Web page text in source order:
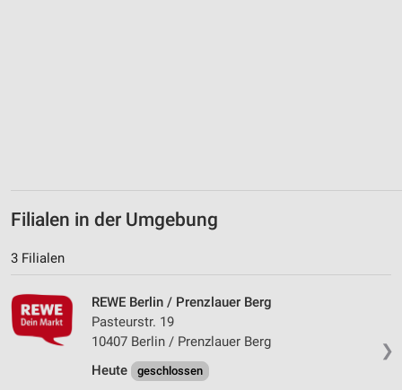
Filialen in der Umgebung
3 Filialen
❯
REWE Berlin / Prenzlauer Berg
Pasteurstr. 19
10407 Berlin / Prenzlauer Berg
Heute
geschlossen
Messung der Performance von Inhalten
Analyse von Zielgruppen durch Statistiken oder
Quellen
Entwicklung und Verbesserung der Angebote
Verwendung reduzierter Daten zur Auswahl von